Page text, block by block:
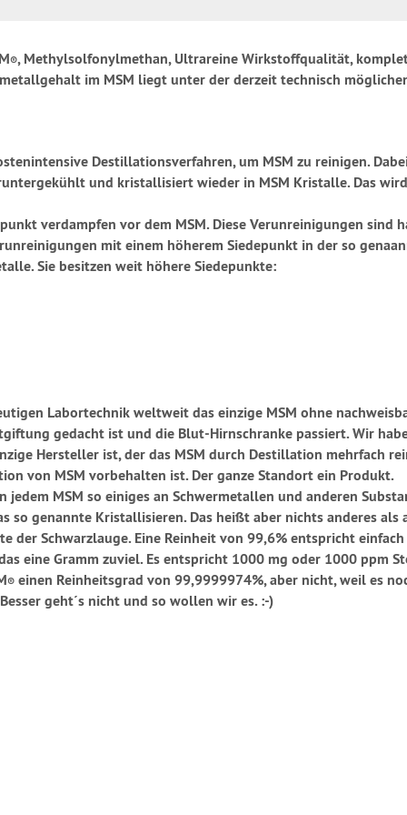
®, Methylsolfonylmethan, Ultrareine Wirkstoffqualität,
im MSM liegt unter der derzeit technisch
Destillationsverfahren, um MSM zu reinigen.
und kristallisiert wieder in MSM Kristalle. Das
verdampfen vor dem MSM. Diese Verunreinigungen sind
mit einem höherem Siedepunkt in der so
Sie besitzen weit höhere Siedepunkte:
Labortechnik weltweit das einzige MSM ohne
gedacht ist und die Blut-Hirnschranke passiert. Wir
Hersteller ist, der das MSM durch Destillation mehrfach
von MSM vorbehalten ist. Der ganze Standort ein Produkt.
MSM so einiges an Schwermetallen und anderen
genannte Kristallisieren. Das heißt aber nichts anderes als
der Schwarzlauge. Eine Reinheit von 99,6% entspricht
eine Gramm zuviel. Es entspricht 1000 mg oder 1000 ppm
® einen Reinheitsgrad von 99,9999974%, aber nicht, weil es
geht´s nicht und so wollen wir es. :-)